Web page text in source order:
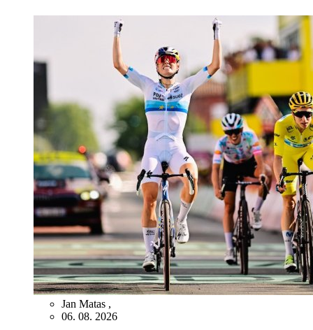
Jan Matas ,
06. 08. 2026